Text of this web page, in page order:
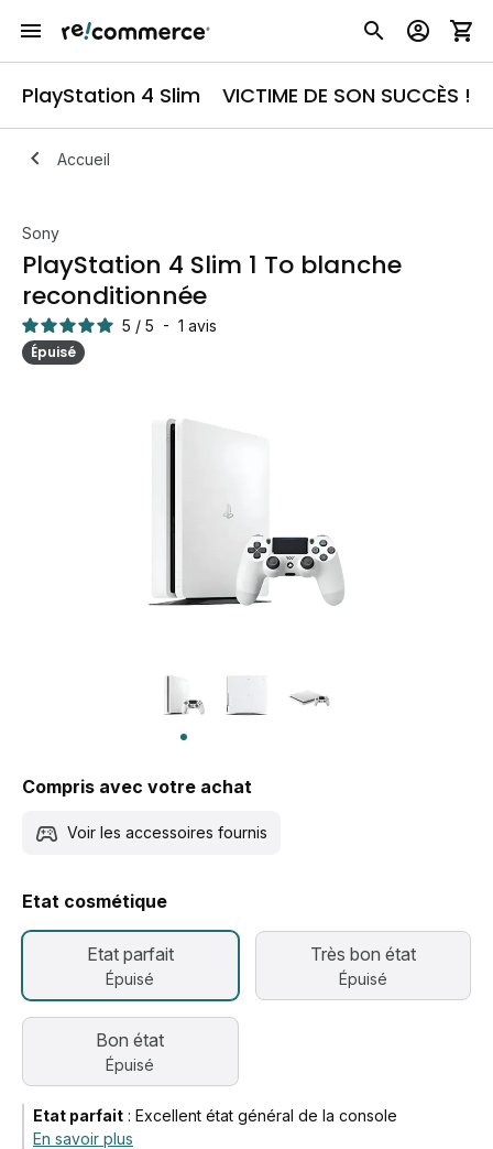
PlayStation 4 Slim VICTIME DE SON SUCCÈS !
Accueil
Sony
PlayStation 4 Slim 1 To blanche
reconditionnée
5 / 5 - 1 avis
Épuisé
Compris avec votre achat
Voir les accessoires fournis
Etat cosmétique
Etat parfait
Épuisé
Très bon état
Épuisé
Bon état
Épuisé
Etat parfait : Excellent état général de la console
En savoir plus